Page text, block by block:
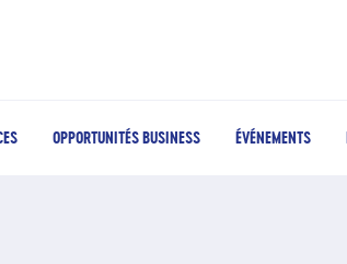
OPPORTUNITÉS BUSINESS ÉVÉNEMENTS